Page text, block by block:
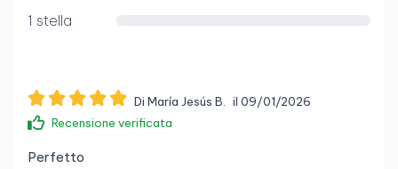
1 stella
Di María Jesús B.
il 09/01/2026
Recensione verificata
Perfetto